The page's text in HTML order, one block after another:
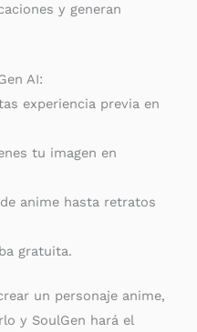
y generan
AI:
experiencia previa en
tu imagen en
anime hasta retratos
gratuita.
un personaje anime,
y SoulGen hará el